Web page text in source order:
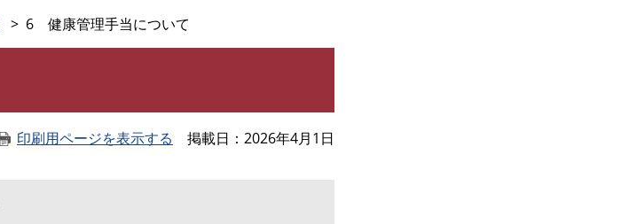
6 健康管理手当について
印刷用ページを表示する 掲載日 2026年4月1日